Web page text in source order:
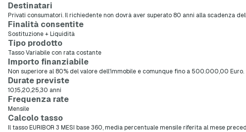
Destinatari
Privati consumatori. Il richiedente non dovrà aver superato 80 anni alla scadenza
Finalità consentite
Sostituzione + Liquidità
Tipo prodotto
Tasso Variabile con rata costante
Importo finanziabile
Non superiore al 80% del valore dell'immobile e comunque fino a 500.000,00 Euro.
Durate previste
10,15,20,25,30 anni
Frequenza rate
Mensile
Calcolo tasso
Il tasso EURIBOR 3 MESI base 360, media percentuale mensile riferita al mese